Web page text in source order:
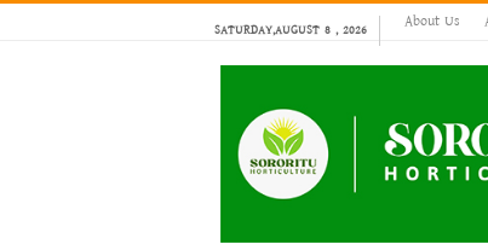
SATURDAY,AUGUST 8 , 2026 About Us